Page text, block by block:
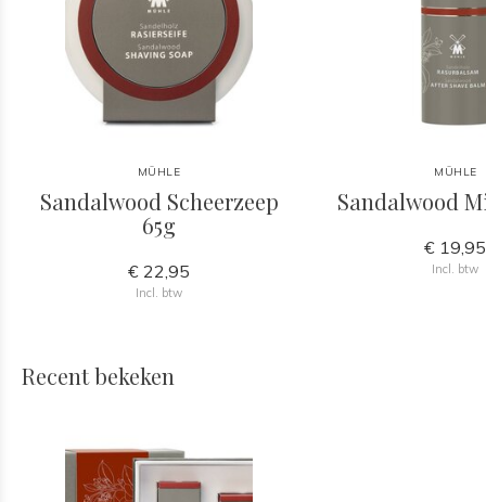
MÜHLE
Sandalwood Scheerzeep
65g
€ 22,95
Incl. btw
MÜHLE
Sandalwood
€ 19,95
Incl. btw
Recent bekeken